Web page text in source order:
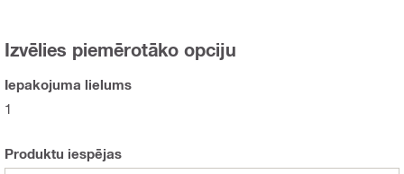
Izvēlies piemērotāko opciju
Iepakojuma lielums
1
Produktu iespējas